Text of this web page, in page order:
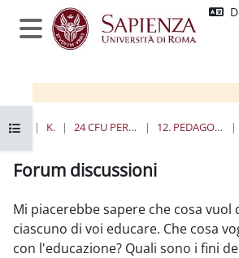
Zum Hauptinhalt
Website-Übersicht
Kursindex öffnen
STARTSEITE KURSE 24 CFU PER L'INSEGNAMENTO 12. PEDAGOGIA SPERIMENTALE
Forum discussioni
Mi piacerebbe sapere che cosa vuol
ciascuno di voi educare. Che cosa
con l'educazione? Quali sono i fini